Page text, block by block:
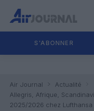
S'ABONNER
Air Journal
Actualité
Allegris, Afrique,
2025/2026 chez Lufthansa